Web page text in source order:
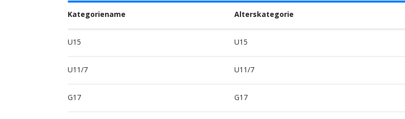
Kategoriename Alterskategorie
U15 U15
U11/7 U11/7
G17 G17